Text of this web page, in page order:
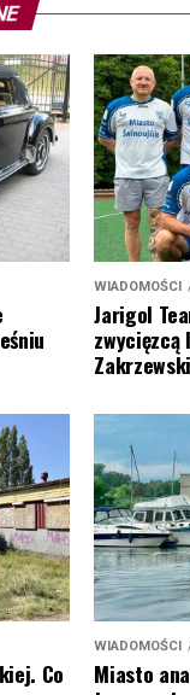
WIADOMOŚCI
Jarigol
zwycięzcą
Co
WIADOMOŚCI
Miasto